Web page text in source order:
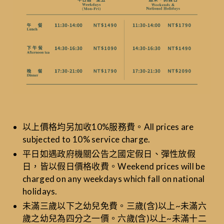
以上價格均另加收10%服務費。All prices are
subjected to 10% service charge.
平日如遇政府機關公告之國定假日、彈性放假
日，皆以假日價格收費。Weekend prices will be
charged on any weekdays which fall on national
holidays.
未滿三歲以下之幼兒免費。三歲(含)以上~未滿六
歲之幼兒為四分之一價。六歲(含)以上~未滿十二